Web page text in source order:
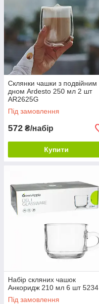
Склянки чашки з подвійним
дном Ardesto 250 мл 2 шт
AR2625G
Під замовлення
572 ₴/набір
Купити
Набір скляних чашок
Анкоридж 210 мл 6 шт 5234
Під замовлення